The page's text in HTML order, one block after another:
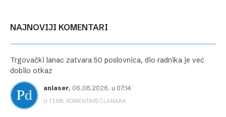
NAJNOVIJI KOMENTARI
Trgovački lanac zatvara 50 poslovnica, dio radnika je već
dobilo otkaz
anlaser, 06.08.2026. u 07:14
U TEMI: KOMENTARI ČLANAKA